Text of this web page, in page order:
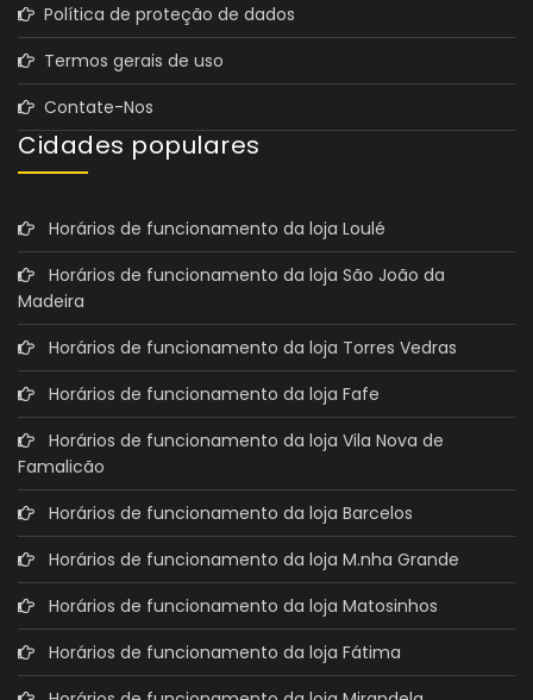
Política de proteção de dados
Termos gerais de uso
Contate-Nos
Cidades populares
Horários de funcionamento da loja Loulé
Horários de funcionamento da loja São João da
Madeira
Horários de funcionamento da loja Torres Vedras
Horários de funcionamento da loja Fafe
Horários de funcionamento da loja Vila Nova de
Famalicão
Horários de funcionamento da loja Barcelos
Horários de funcionamento da loja M.nha Grande
Horários de funcionamento da loja Matosinhos
Horários de funcionamento da loja Fátima